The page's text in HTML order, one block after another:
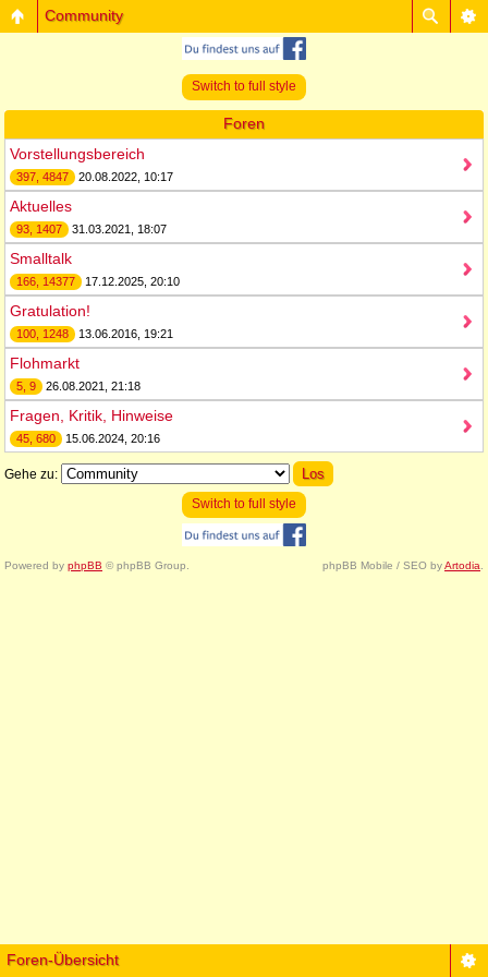
Community
Switch to full style
Foren
Vorstellungsbereich
397, 4847 20.08.2022, 10:17
Aktuelles
93, 1407 31.03.2021, 18:07
Smalltalk
166, 14377 17.12.2025, 20:10
Gratulation!
100, 1248 13.06.2016, 19:21
Flohmarkt
5, 9 26.08.2021, 21:18
Fragen, Kritik, Hinweise
45, 680 15.06.2024, 20:16
Gehe zu:
Switch to full style
Powered by phpBB © phpBB Group. phpBB Mobile / SEO byArtodia
Foren-Übersicht